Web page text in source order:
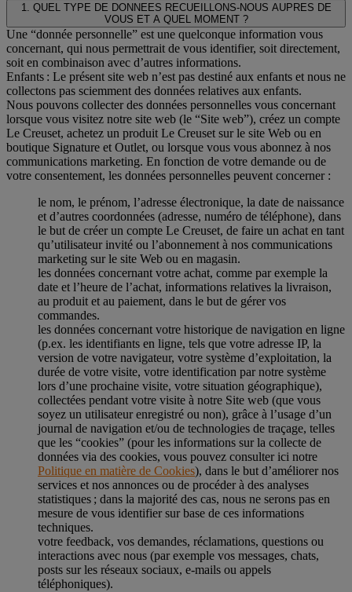
1. QUEL TYPE DE DONNEES RECUEILLONS-NOUS AUPRES DE
VOUS ET A QUEL MOMENT ?
Une “donnée personnelle” est une quelconque information vous
concernant, qui nous permettrait de vous identifier, soit directement,
soit en combinaison avec d’autres informations.
Enfants : Le présent site web n’est pas destiné aux enfants et nous ne
collectons pas sciemment des données relatives aux enfants.
Nous pouvons collecter des données personnelles vous concernant
lorsque vous visitez notre site web (le “Site web”), créez un compte
Le Creuset, achetez un produit Le Creuset sur le site Web ou en
boutique Signature et Outlet, ou lorsque vous vous abonnez à nos
communications marketing. En fonction de votre demande ou de
votre consentement, les données personnelles peuvent concerner :
le nom, le prénom, l’adresse électronique, la date de naissance
et d’autres coordonnées (adresse, numéro de téléphone), dans
le but de créer un compte Le Creuset, de faire un achat en tant
qu’utilisateur invité ou l’abonnement à nos communications
marketing sur le site Web ou en magasin.
les données concernant votre achat, comme par exemple la
date et l’heure de l’achat, informations relatives la livraison,
au produit et au paiement, dans le but de gérer vos
commandes.
les données concernant votre historique de navigation en ligne
(p.ex. les identifiants en ligne, tels que votre adresse IP, la
version de votre navigateur, votre système d’exploitation, la
durée de votre visite, votre identification par notre système
lors d’une prochaine visite, votre situation géographique),
collectées pendant votre visite à notre Site web (que vous
soyez un utilisateur enregistré ou non), grâce à l’usage d’un
journal de navigation et/ou de technologies de traçage, telles
que les “cookies” (pour les informations sur la collecte de
données via des cookies, vous pouvez consulter ici notre
Politique en matière de Cookies), dans le but d’améliorer nos
services et nos annonces ou de procéder à des analyses
statistiques ; dans la majorité des cas, nous ne serons pas en
mesure de vous identifier sur base de ces informations
techniques.
votre feedback, vos demandes, réclamations, questions ou
interactions avec nous (par exemple vos messages, chats,
posts sur les réseaux sociaux, e-mails ou appels
téléphoniques).